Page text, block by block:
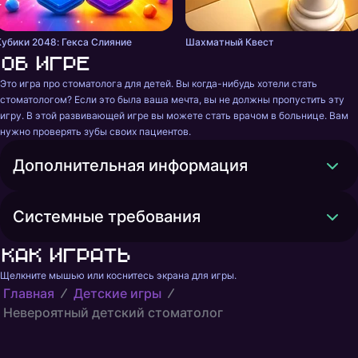
2048: Гекса Слияние Шахматный Квест
Об игре
Это игра про стоматолога для детей. Вы когда-нибудь хотели стать
стоматологом? Если это была ваша мечта, вы не должны пропустить эту
игру. В этой развивающей игре вы можете стать врачом в больнице. Вам
нужно проверять зубы своих пациентов.
Дополнительная информация
Системные требования
Как играть
Щелкните мышью или коснитесь экрана для игры.
Главная
Детские игры
Невероятный детский стоматолог